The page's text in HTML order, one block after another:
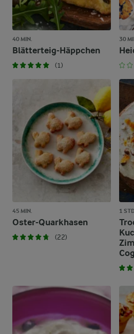
40 MIN.
Blätterteig-Häppchen
(1)
30
45 MIN.
Oster-Quarkhasen
(22)
1